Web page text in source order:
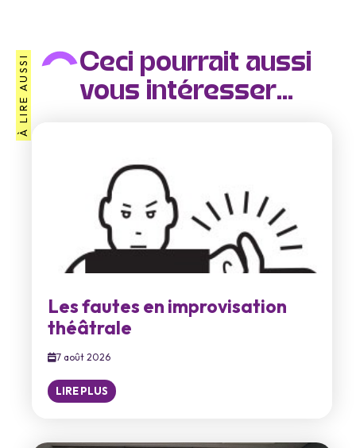
À LIRE AUSSI
Ceci pourrait aussi
vous intéresser...
Les fautes en improvisation
théâtrale
7 août 2026
LIRE PLUS